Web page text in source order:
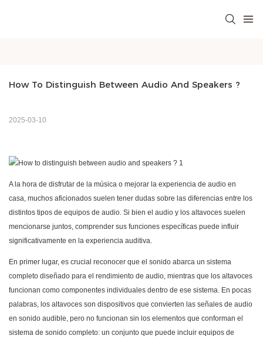
How To Distinguish Between Audio And Speakers ?
2025-03-10
A la hora de disfrutar de la música o mejorar la experiencia de audio en
casa, muchos aficionados suelen tener dudas sobre las diferencias entre los
distintos tipos de equipos de audio. Si bien el audio y los altavoces suelen
mencionarse juntos, comprender sus funciones específicas puede influir
significativamente en la experiencia auditiva.
En primer lugar, es crucial reconocer que el sonido abarca un sistema
completo diseñado para el rendimiento de audio, mientras que los altavoces
funcionan como componentes individuales dentro de ese sistema. En pocas
palabras, los altavoces son dispositivos que convierten las señales de audio
en sonido audible, pero no funcionan sin los elementos que conforman el
sistema de sonido completo: un conjunto que puede incluir equipos de